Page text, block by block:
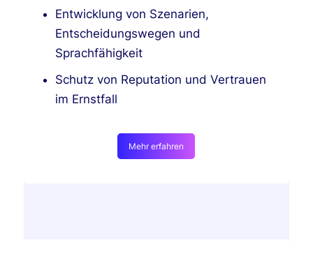
Entwicklung von Szenarien,
Entscheidungswegen und
Sprachfähigkeit
Schutz von Reputation und Vertrauen
im Ernstfall
Mehr erfahren